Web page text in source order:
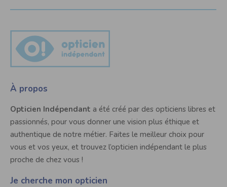
À propos
Opticien Indépendant a été créé par des opticiens libres et
passionnés, pour vous donner une vision plus éthique et
authentique de notre métier. Faites le meilleur choix pour
vous et vos yeux, et trouvez l’opticien indépendant le plus
proche de chez vous !
Je cherche mon opticien